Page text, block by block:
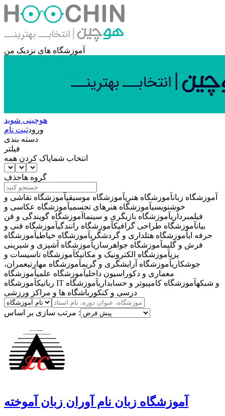
آموزشگاه های نزدیک من
هوچینی شوید
ورودثبت نام
دسته بندی
فیلتر
انتخاب شماپاک کردن همه
گروه هاحذف
آموزشگاه زبانآموزشگاه هنریآموزشگاه موسیقیآموزشگاه نقاشی و
خوشنویسیآموزشگاه هنرهای تجسمیآموزشگاه عکاسی و
فیلمبرداریآموزشگاه بازیگری و سینما آموزشگاه گویندگی و فن
بیانآموزشگاه طراحی گرافیکآموزشگاه رانندگیآموزشگاه فنی و
حرفه ایآموزشگاه هتلداری و گردشگریآموزشگاه خیاطیآموزشگاه
فرش و گلیمآموزشگاه جواهرسازیآموزشگاه آشپزی و شیرینی
پزیآموزشگاه الکترونیک و مکانیکآموزشگاه تاسیسات و
جوشکاریآموزشگاه آرایشگری و گریمآموزشگاه مهارتیعمران،
معماری و دکوراسیون داخلیآموزشگاه علمیآموزشگاه
رباتیک
آموزشگاه IT و شبکهآموزشگاه کامپیوتر و حسابداریآموزشگاه
درسی و کنکور باشگاه ها و مراکز ورزشی
مرتب سازی بر اساس :
آموزشگاه زبان نام آوران زبان آموخته